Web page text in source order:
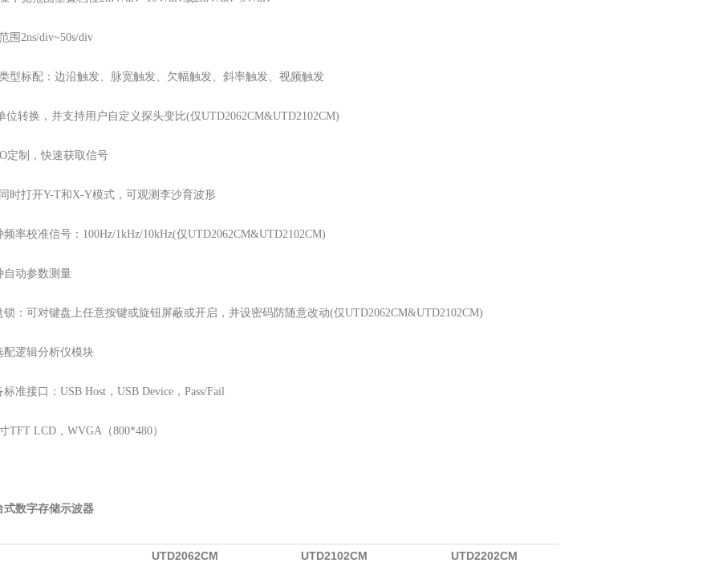
围2ns/div~50s/div
型标配：边沿触发、脉宽触发、欠幅触发、斜率触发、视频触发
位转换，并支持用户自定义探头变比(仅UTD2062CM&UTD2102CM)
定制，快速获取信号
时打开Y-T和X-Y模式，可观测李沙育波形
频率校准信号：100Hz/1kHz/10kHz(仅UTD2062CM&UTD2102CM)
自动参数测量
锁：可对键盘上任意按键或旋钮屏蔽或开启，并设密码防随意改动(仅UTD2062CM&UTD2102CM)
配逻辑分析仪模块
标准接口：USB Host，USB Device，Pass/Fail
TFT LCD，WVGA（800*480）
式数字存储示波器
UTD2062CM UTD2102CM
UTD2202CM